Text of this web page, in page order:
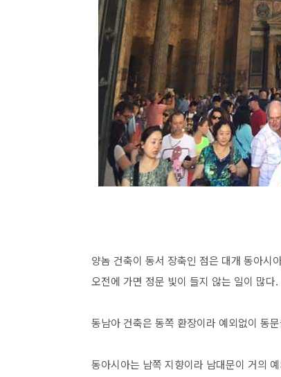
양놈 건축이 동서 장축인 점은 대개 동아시
오전에 가면 정문 빛이 들지 않는 일이 많다.
동남아 건축은 동쪽 환장이라 예외없이 동
동아시아는 남쪽 지향이라 남대문이 거의